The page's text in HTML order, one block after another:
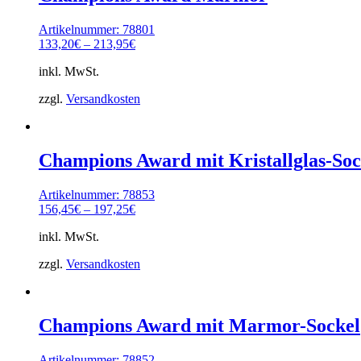
Artikelnummer: 78801
133,20€ – 213,95€
inkl. MwSt.
zzgl. Versandkosten
Champions Award mit Kristallglas-
Artikelnummer: 78853
156,45€ – 197,25€
inkl. MwSt.
zzgl. Versandkosten
Champions Award mit Marmor-Sockel